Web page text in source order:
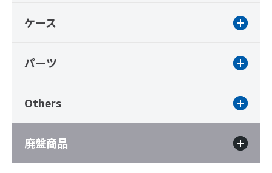
ケース
パーツ
Others
廃盤商品